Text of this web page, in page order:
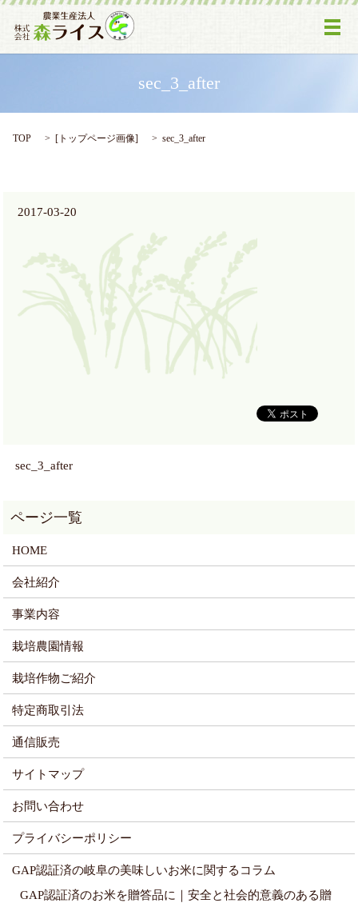
メ
sec_3_after
TOP [ トップページ画像] sec_3_after
2017-03-20
sec_3_after
HOME
会社紹介
事業内容
栽培農園情報
栽培作物ご紹介
特定商取引法
通信販売
サイトマップ
お問い合わせ
プライバシーポリシー
GAP認証済の岐阜の美味しいお米に関するコラム
GAP認証済のお米を贈答品に｜安全と社会的意義のある贈